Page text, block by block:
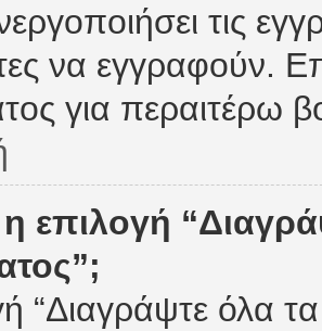
τις
να εγγραφούν.
για περαιτέρω
η επιλογή
“Διαγράψτε όλα